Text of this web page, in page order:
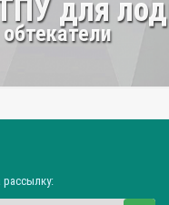
для
рассылку: